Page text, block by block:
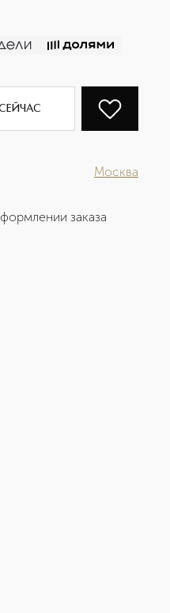
Москва
заказа